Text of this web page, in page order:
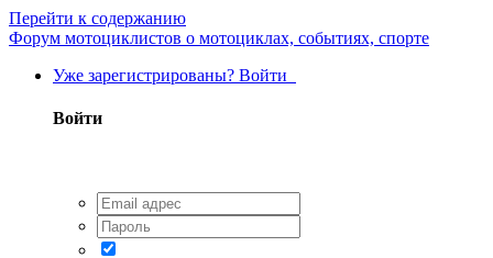
Перейти к содержанию
Форум мотоциклистов о мотоциклах, событиях, спорте
Уже зарегистрированы? Войти
Войти